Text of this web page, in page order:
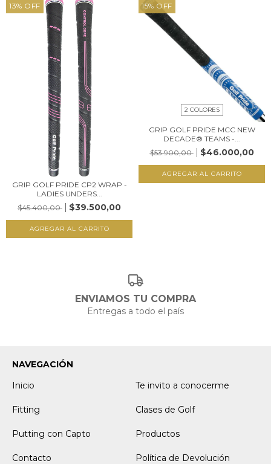
13% OFF
GRIP GOLF PRIDE CP2 WRAP -
LADIES UNDERS...
$45.400,00
$39.500,00
AGREGAR AL CARRITO
15% OFF
2 COLORES
GRIP GOLF PRIDE MCC NEW
DECADE® TEAMS -...
$53.900,00
$46.000,00
AGREGAR AL CARRITO
ENVIAMOS TU COMPRA
Entregas a todo el país
NAVEGACIÓN
Inicio
Te invito a conocerme
Fitting Clases de Golf
Putting con Capto Productos
Contacto Política de Devolución